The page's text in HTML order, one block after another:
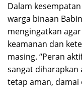
Dalam
warga binaan
mengingatkan
keamanan dan
masing. “Peran
sangat diharapkan
tetap aman, damai